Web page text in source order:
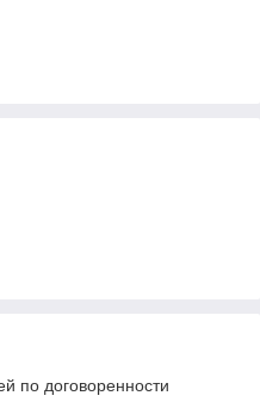
по договоренности